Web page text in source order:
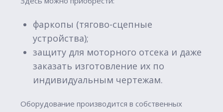
фаркопы (тягово-сцепные
устройства);
защиту для моторного отсека и даже
заказать изготовление их по
индивидуальным чертежам.
Оборудование производится в собственных